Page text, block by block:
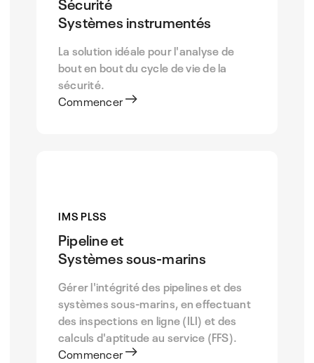
Systèmes instrumentés
La solution idéale pour l'analyse de
bout en bout du cycle de vie de la
sécurité.
Commencer
IMS PLSS
Pipeline et
Systèmes sous-marins
Gérer l'intégrité des pipelines et des
systèmes sous-marins, en effectuant
des inspections en ligne (ILI) et des
calculs d'aptitude au service (FFS).
Commencer